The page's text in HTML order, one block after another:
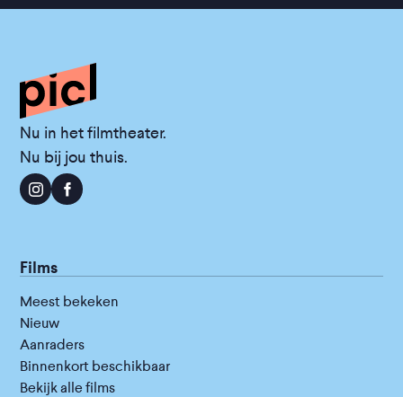
Nu in het filmtheater.
Nu bij jou thuis.
Films
Meest bekeken
Nieuw
Aanraders
Binnenkort beschikbaar
Bekijk alle films